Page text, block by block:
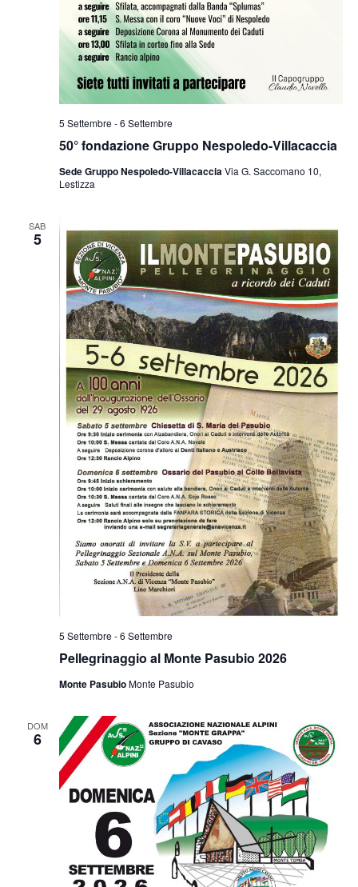
50° fondazione Gruppo Nespoledo-Villacaccia
5 Settembre -6 Settembre
Sede Gruppo Nespoledo-VillacacciaVia G. Saccomano 10,
Lestizza
SAB
5
Pellegrinaggio al Monte Pasubio 2026
5 Settembre -6 Settembre
Monte PasubioMonte Pasubio
DOM
6